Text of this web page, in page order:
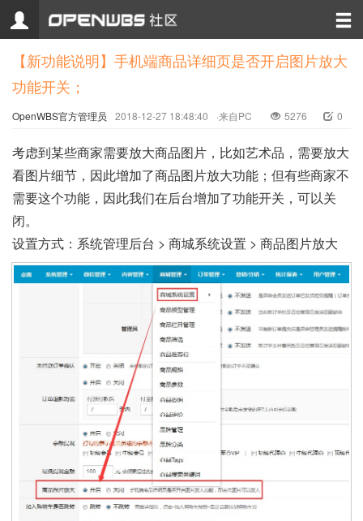
【新功能说明】手机端商品详细页是否开启图片放大
功能开关；
OpenWBS官方管理员 2018-12-27 18:48:40 ·来自PC 0
5276
考虑到某些商家需要放大商品图片，比如艺术品，需要放大
看图片细节，因此增加了商品图片放大功能；但有些商家不
需要这个功能，因此我们在后台增加了功能开关，可以关
闭。
设置方式：系统管理后台 > 商城系统设置 > 商品图片放大